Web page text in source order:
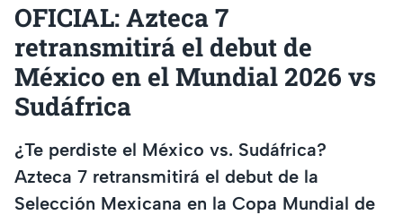
OFICIAL: Azteca 7
retransmitirá el debut de
México en el Mundial 2026 vs
Sudáfrica
¿Te perdiste el México vs. Sudáfrica?
Azteca 7 retransmitirá el debut de la
Selección Mexicana en la Copa Mundial de